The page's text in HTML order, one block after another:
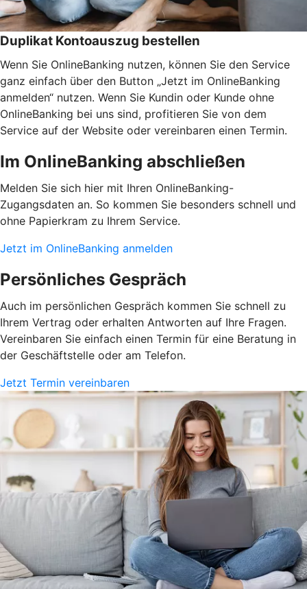
Duplikat Kontoauszug bestellen
Wenn Sie OnlineBanking nutzen, können Sie den Service
ganz einfach über den Button „Jetzt im OnlineBanking
anmelden“ nutzen. Wenn Sie Kundin oder Kunde ohne
OnlineBanking bei uns sind, profitieren Sie von dem
Service auf der Website oder vereinbaren einen Termin.
Im OnlineBanking abschließen
Melden Sie sich hier mit Ihren OnlineBanking-
Zugangsdaten an. So kommen Sie besonders schnell und
ohne Papierkram zu Ihrem Service.
Jetzt im OnlineBanking anmelden
Persönliches Gespräch
Auch im persönlichen Gespräch kommen Sie schnell zu
Ihrem Vertrag oder erhalten Antworten auf Ihre Fragen.
Vereinbaren Sie einfach einen Termin für eine Beratung in
der Geschäftstelle oder am Telefon.
Jetzt Termin vereinbaren